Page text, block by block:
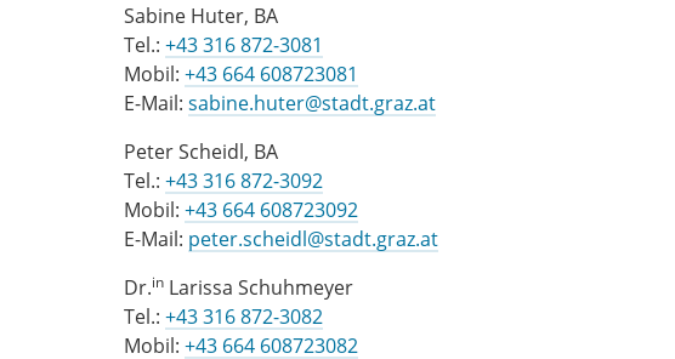
Sabine Huter, BA
Tel.: +43 316 872-3081
Mobil: +43 664 608723081
E-Mail: sabine.huter@stadt.graz.at
Peter Scheidl, BA
Tel.: +43 316 872-3092
Mobil: +43 664 608723092
E-Mail: peter.scheidl@stadt.graz.at
Dr.in Larissa Schuhmeyer
Tel.: +43 316 872-3082
Mobil: +43 664 608723082